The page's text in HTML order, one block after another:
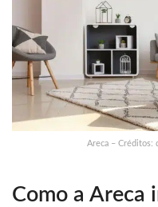
Areca – Créditos:
Como a Areca